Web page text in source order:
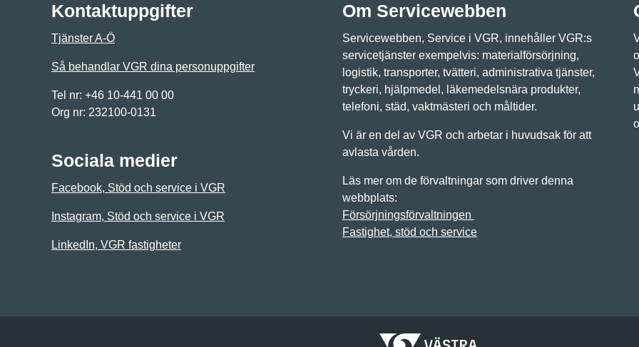
Kontaktuppgifter
Tjänster A-Ö
Så behandlar VGR dina personuppgifter
Tel nr: +46 10-441 00 00
Org nr: 232100-0131
Sociala medier
Facebook, Stöd och service i VGR
Instagram, Stöd och service i VGR
LinkedIn, VGR fastigheter
Om Servicewebben
Servicewebben, Service i VGR, innehåller VGR:s
servicetjänster exempelvis: materialförsörjning,
logistik, transporter, tvätteri, administrativa tjänster,
tryckeri, hjälpmedel, läkemedelsnära produkter,
telefoni, städ, vaktmästeri och måltider.
Vi är en del av VGR och arbetar i huvudsak för att
avlasta vården.
Läs mer om de förvaltningar som driver denna
webbplats:
Försörjningsförvaltningen
Fastighet, stöd och service